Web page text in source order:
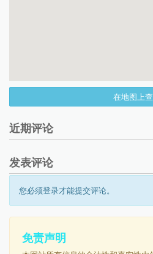
在地图上
近期评论
发表评论
您必须登录才能提交评论。
免责声明